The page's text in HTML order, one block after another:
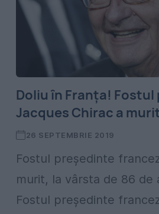
Doliu în Franța!
Jacques Chirac a
26 SEPTEMBRIE 2019
Fostul preşedinte
murit, la vârsta de 86 de
Fostul preşedinte